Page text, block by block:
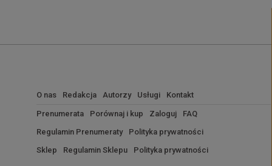
O nas Redakcja Autorzy Usługi Kontakt
Prenumerata Porównaj i kup Zaloguj
FAQ
Regulamin Prenumeraty
Polityka prywatności
Sklep
Regulamin Sklepu Polityka prywatności